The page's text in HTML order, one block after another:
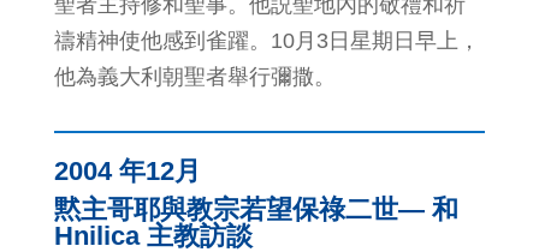
聖者主持修和聖事。他説聖地內的敬禮和祈
禱精神使他感到雀躍。10月3日星期日早上，
他為義大利朝聖者舉行彌撒。
2004 年12月
黙主哥耶與教宗若望保祿二世— 和
Hnilica 主教訪談